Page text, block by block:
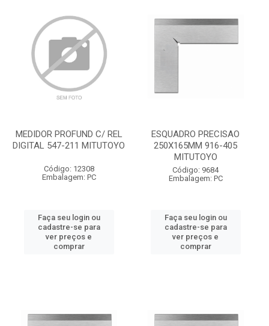
MEDIDOR PROFUND C/ REL
DIGITAL 547-211 MITUTOYO
Código: 12308
Embalagem: PC
Faça seu login ou
cadastre-se para
ver preços e
comprar
ESQUADRO PRECISAO
250X165MM 916-405
MITUTOYO
Código: 9684
Embalagem: PC
Faça seu login ou
cadastre-se para
ver preços e
comprar